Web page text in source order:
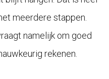
meerdere stappen.
namelijk om goed
rekenen.